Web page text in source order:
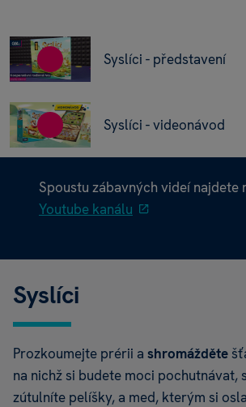
Syslíci - představení
Syslíci - videonávod
Spoustu zábavných videí najdete
Youtube kanálu
Syslíci
Prozkoumejte prérii a shromážděte
na nichž si budete moci pochutnávat,
zútulníte pelíšky, a med, kterým si